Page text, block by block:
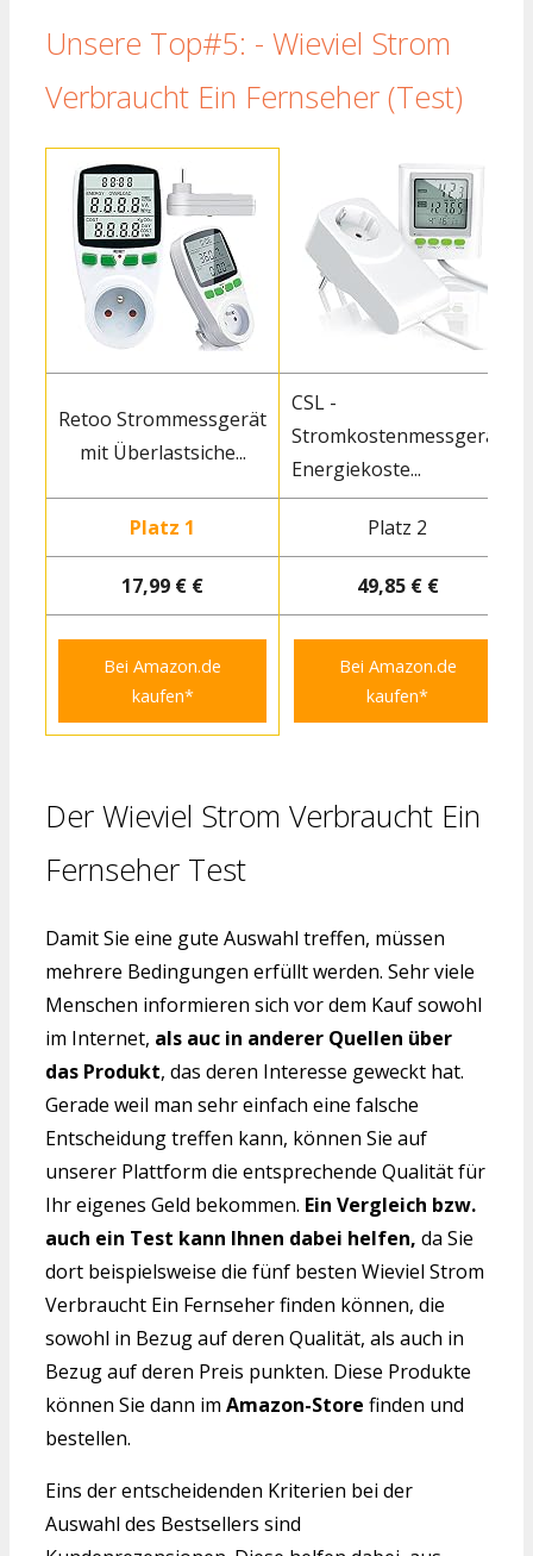
Unsere Top#5: - Wieviel Strom
Verbraucht Ein Fernseher (Test)
Retoo Strommessgerät
mit Überlastsiche...
CSL -
Stromkostenmessgerät
Energiekoste...
Platz 1 Platz 2
17,99 € € 49,85 € €
Bei Amazon.de
kaufen*
Bei Amazon.de
kaufen*
Der Wieviel Strom Verbraucht Ein
Fernseher Test
Damit Sie eine gute Auswahl treffen, müssen
mehrere Bedingungen erfüllt werden. Sehr viele
Menschen informieren sich vor dem Kauf sowohl
im Internet, als auc in anderer Quellen über
das Produkt, das deren Interesse geweckt hat.
Gerade weil man sehr einfach eine falsche
Entscheidung treffen kann, können Sie auf
unserer Plattform die entsprechende Qualität für
Ihr eigenes Geld bekommen. Ein Vergleich bzw.
auch ein Test kann Ihnen dabei helfen, da Sie
dort beispielsweise die fünf besten Wieviel Strom
Verbraucht Ein Fernseher finden können, die
sowohl in Bezug auf deren Qualität, als auch in
Bezug auf deren Preis punkten. Diese Produkte
können Sie dann im Amazon-Store finden und
bestellen.
Eins der entscheidenden Kriterien bei der
Auswahl des Bestsellers sind